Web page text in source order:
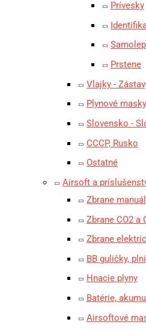
Prívesky
Prstene
Vlajky -
Plynové
Slovensko -
CCCP, Rusko
Ostatné
Airsoft a
Zbrane manuál
Zbrane CO2 a
Zbrane
BB guličky,
Hnacie plyny
Batérie,
Airsoftové